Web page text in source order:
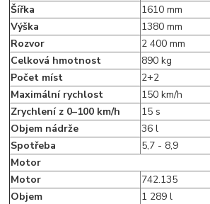
Šířka
1610 mm
Výška
1380 mm
Rozvor
2 400 mm
Celková hmotnost
890 kg
Počet míst
2+2
Maximální rychlost
150 km/h
Zrychlení z 0–100 km/h
15 s
Objem nádrže
36 l
Spotřeba
5,7 - 8,9
Motor
Motor
742.135
Objem
1 289 l